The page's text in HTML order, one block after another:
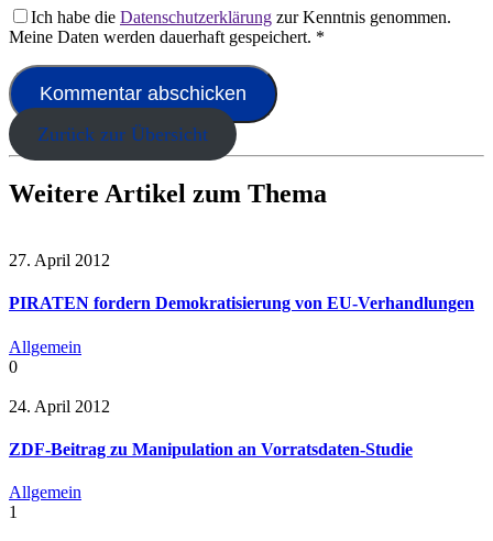
Ich habe die Datenschutzerklärung zur Kenntnis genommen.
Meine Daten werden dauerhaft gespeichert. *
Zurück zur Übersicht
Weitere Artikel zum Thema
27. April 2012
PIRATEN fordern Demokratisierung von EU-Verhandlungen
Allgemein
0
24. April 2012
ZDF-Beitrag zu Manipulation an Vorratsdaten-Studie
Allgemein
1